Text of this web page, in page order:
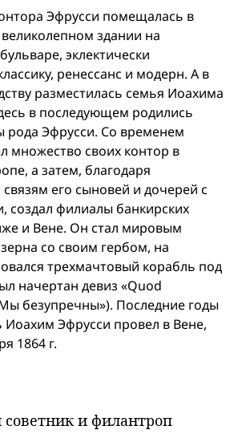
Эфрусси помещалась в
здании на
эклектически
ренессанс и модерн. А в
разместилась семья Иоахима
в последующем родились
рода Эфрусси. Со временем
множество своих контор в
а затем, благодаря
его сыновей и дочерей с
создал филиалы банкирских
и Вене. Он стал мировым
со своим гербом, на
трехмачтовый корабль под
начертан девиз «Quod
безупречны»). Последние годы
Эфрусси провел в Вене,
1864 г.
и филантроп